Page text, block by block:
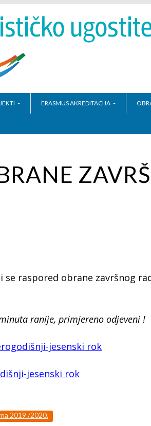
ERASMUS AKREDITACIJA
raspored obrane završnog
ranije, primjereno odjeveni !
jesenski rok
jesenski rok
2019./2020.